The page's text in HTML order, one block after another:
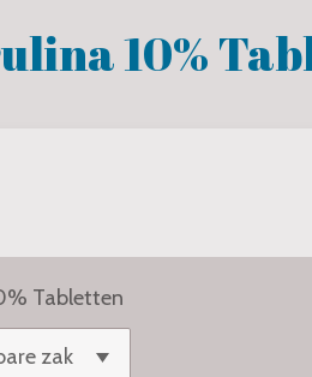
10%
Tabletten